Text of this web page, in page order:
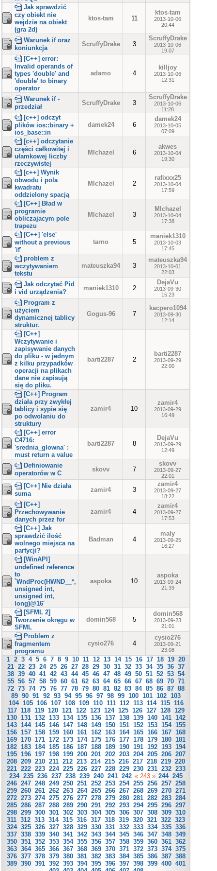
Jak sprawdzić
czy obiekt nie
wejdzie na obiekt
(gra 2d)
ktos-tam 11
ktos-tam
2013-10-06
20:44
Warunek if oraz
koniunkcja
ScruffyDrake 3
ScruffyDrake
2013-10-06
19:07
[C++] error:
Invalid operands of
types 'double' and
'double' to binary
operator
adamo 4
killjoy
2013-10-06
12:31
Warunek if -
przedział
ScruffyDrake 3
ScruffyDrake
2013-10-06
11:28
[c++] odczyt
plików ios::binary +
ios_base::in
damek24 6
damek24
2013-10-05
07:09
[c++] odczytanie
części całkowitej i
ułamkowej liczby
rzeczywistej
MIchazel 6
akwes
2013-10-04
19:30
[c++] Wynik
obwodu i pola
kwadratu
oddzielony spacją
MIchazel 2
rafixxx25
2013-10-04
17:59
[C++] Bład w
programie
obliczajacym pole
trapezu
MIchazel 3
MIchazel
2013-10-04
17:38
[C++] 'else'
without a previous
'if'
tarno 5
maniek1310
2013-10-03
17:45
problem z
wczytywaniem
tekstu
mateuszka94 3
mateuszka94
2013-10-01
22:03
Jak odczytać Pid
i vid urządzenia?
maniek1310 2
DejaVu
2013-09-30
15:23
Program z
użyciem
dynamicznej tablicy
struktur.
Gogus-96 7
kacpero1094
2013-09-30
12:14
[C++]
Wczytywanie i
zapisywanie danych
do pliku - w jednym
z kilku przypadków
operacji na plikach
dane nie zapisują
się do pliku.
barti2287 2
barti2287
2013-09-29
22:00
[C++] Program
działa przy zwykłej
tablicy i sypie się
po odwolaniu do
struktury
zamir4 10
zamir4
2013-09-29
16:49
[C++] error
C4716:
'srednia_glowna' :
must return a value
barti2287 8
DejaVu
2013-09-29
12:49
Definiowanie
operatorów w C
skovv 7
skovv
2013-09-27
22:01
[C++] Nie działa
suma
zamir4 3
zamir4
2013-09-27
18:22
[C++]
Przechowywanie
danych przez for
zamir4 4
zamir4
2013-09-27
17:53
[C++] Jak
sprawdzić ilość
wolnego miejsca na
partycji?
Badman 4
maly
2013-09-25
16:27
[WinAPI]
undefined reference
to
`WndProc(HWND__*,
unsigned int,
unsigned int,
long)@16'
aspoka 10
aspoka
2013-09-24
21:39
[SFML 2]
Tworzenie okręgu w
SFML
domin568 5
domin568
2013-09-23
21:01
Problem z
fragmentem
programu
cysio276 4
cysio276
2013-09-21
23:08
1 2 3 4 5 6 7 8 9 10 11 12 13 14 15 16 17 18 19 20
21 22 23 24 25 26 27 28 29 30 31 32 33 34 35 36 37
38 39 40 41 42 43 44 45 46 47 48 49 50 51 52 53 54
55 56 57 58 59 60 61 62 63 64 65 66 67 68 69 70 71
72 73 74 75 76 77 78 79 80 81 82 83 84 85 86 87 88
89 90 91 92 93 94 95 96 97 98 99 100 101 102 103
104 105 106 107 108 109 110 111 112 113 114 115 116
117 118 119 120 121 122 123 124 125 126 127 128 129
130 131 132 133 134 135 136 137 138 139 140 141 142
143 144 145 146 147 148 149 150 151 152 153 154 155
156 157 158 159 160 161 162 163 164 165 166 167 168
169 170 171 172 173 174 175 176 177 178 179 180 181
182 183 184 185 186 187 188 189 190 191 192 193 194
195 196 197 198 199 200 201 202 203 204 205 206 207
208 209 210 211 212 213 214 215 216 217 218 219 220
221 222 223 224 225 226 227 228 229 230 231 232 233
234 235 236 237 238 239 240 241 242 « 243 » 244 245
246 247 248 249 250 251 252 253 254 255 256 257 258
259 260 261 262 263 264 265 266 267 268 269 270 271
272 273 274 275 276 277 278 279 280 281 282 283 284
285 286 287 288 289 290 291 292 293 294 295 296 297
298 299 300 301 302 303 304 305 306 307 308 309 310
311 312 313 314 315 316 317 318 319 320 321 322 323
324 325 326 327 328 329 330 331 332 333 334 335 336
337 338 339 340 341 342 343 344 345 346 347 348 349
350 351 352 353 354 355 356 357 358 359 360 361 362
363 364 365 366 367 368 369 370 371 372 373 374 375
376 377 378 379 380 381 382 383 384 385 386 387 388
389 390 391 392 393 394 395 396 397 398 399 400 401